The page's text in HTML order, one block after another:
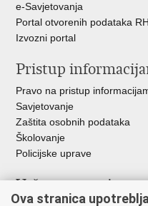
e-Savjetovanja
Portal otvorenih podataka RH
Izvozni portal
Pristup
Pravo na pristup
Savjetovanje
Zaštita osobnih podataka
Školovanje
Policijske uprave
Važne poveznice
Ova stranica